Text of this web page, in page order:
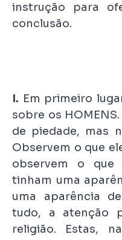
instrução para
conclusão.
I. Em primeiro
sobre os
de piedade, mas
Observem o que
observem o que
tinham uma
uma aparência
tudo, a atenção
religião. Estas,